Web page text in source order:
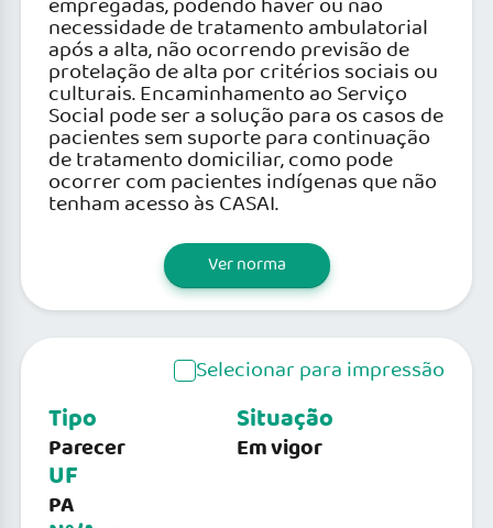
necessidade de tratamento ambulatorial
após a alta, não ocorrendo previsão de
protelação de alta por critérios sociais ou
culturais. Encaminhamento ao Serviço
Social pode ser a solução para os casos de
pacientes sem suporte para continuação
de tratamento domiciliar, como pode
ocorrer com pacientes indígenas que não
tenham acesso às CASAI.
Ver norma
Selecionar para impressão
Tipo
Parecer
UF
PA
Situação
Em vigor